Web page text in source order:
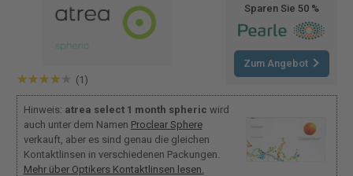
(1)
Sparen Sie 50 %
Zum Angebot
Hinweis: atrea select 1 month spheric wird
auch unter dem Namen Proclear Sphere
verkauft, aber es sind genau die gleichen
Kontaktlinsen in verschiedenen Packungen.
Mehr über Optikers Kontaktlinsen lesen.